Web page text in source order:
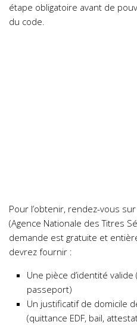
étape obligatoire avant de
du code.
Pour l’obtenir, rendez-vous sur
(Agence Nationale des Titres
demande est gratuite et
devrez fournir :
Une pièce d’identité
passeport)
Un justificatif de domicile
(quittance EDF, bail,